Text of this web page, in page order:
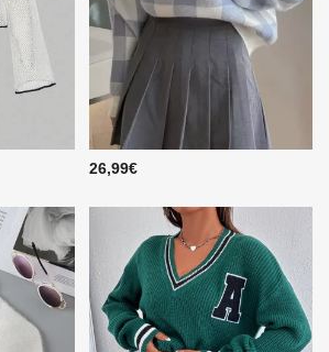
26,99€